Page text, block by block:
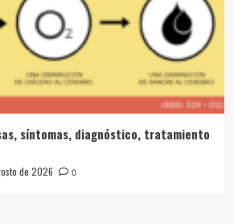
síntomas, diagnóstico, tratamiento
de 2026 0